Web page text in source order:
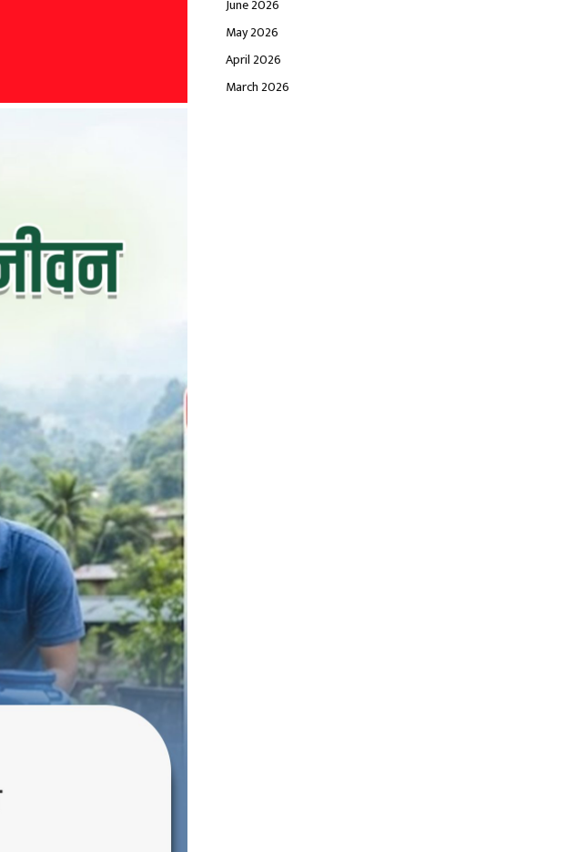
June 2026
May 2026
April 2026
March 2026